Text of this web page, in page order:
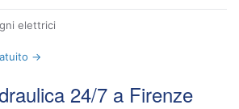
elettrici
→
24/7 a Firenze